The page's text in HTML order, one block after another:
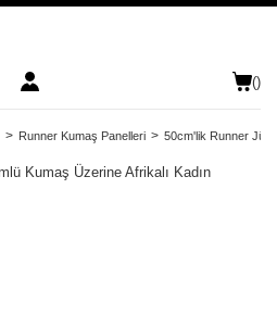
()
Runner Kumaş Panelleri 50cm'lik Runner Jüt